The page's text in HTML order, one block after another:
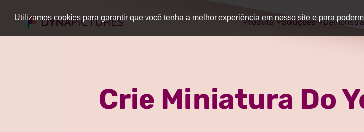
Utilizamos cookies para garantir que você tenha a melhor experiência em nosso site e para
Produto Soluções
Crie Miniatura Do